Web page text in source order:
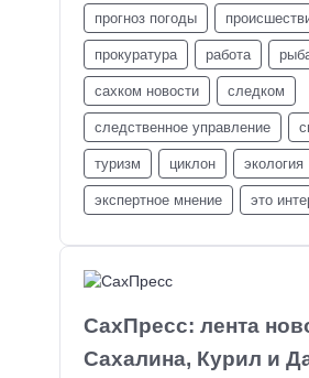
СахПресс: лента
Сахалина, Курил и
прогноз погоды
прокуратура работа
сахком новости следком
следственное управление
туризм циклон экология
экспертное мнение это